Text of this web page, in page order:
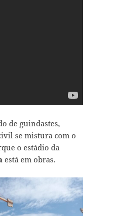
de guindastes,
se mistura com o
o estádio da
está em obras.